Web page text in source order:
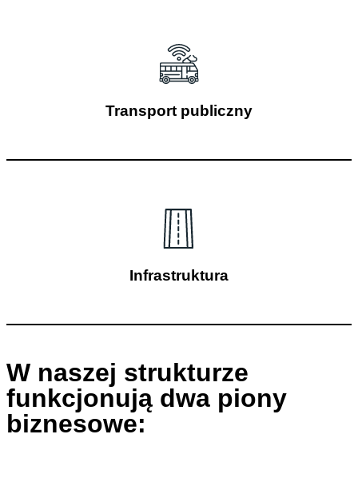
Transport publiczny
Infrastruktura
W naszej strukturze
funkcjonują dwa piony
biznesowe: